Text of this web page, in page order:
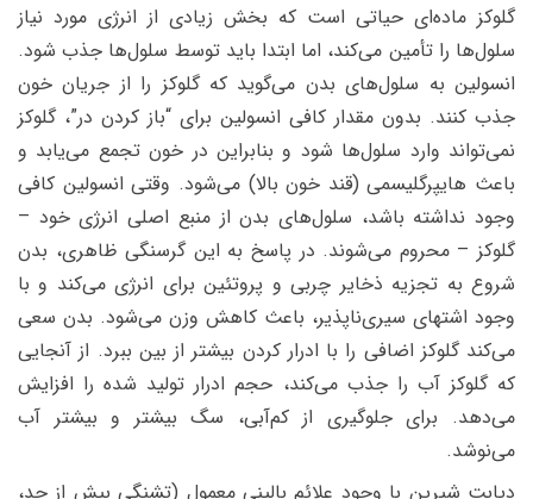
گلوکز ماده‌ای حیاتی است که بخش زیادی از انرژی مورد نیاز
سلول‌ها را تأمین می‌کند، اما ابتدا باید توسط سلول‌ها جذب شود.
انسولین به سلول‌های بدن می‌گوید که گلوکز را از جریان خون
جذب کنند. بدون مقدار کافی انسولین برای “باز کردن در”، گلوکز
نمی‌تواند وارد سلول‌ها شود و بنابراین در خون تجمع می‌یابد و
باعث هایپرگلیسمی (قند خون بالا) می‌شود. وقتی انسولین کافی
وجود نداشته باشد، سلول‌های بدن از منبع اصلی انرژی خود –
گلوکز – محروم می‌شوند. در پاسخ به این گرسنگی ظاهری، بدن
شروع به تجزیه ذخایر چربی و پروتئین برای انرژی می‌کند و با
وجود اشتهای سیری‌ناپذیر، باعث کاهش وزن می‌شود. بدن سعی
می‌کند گلوکز اضافی را با ادرار کردن بیشتر از بین ببرد. از آنجایی
که گلوکز آب را جذب می‌کند، حجم ادرار تولید شده را افزایش
می‌دهد. برای جلوگیری از کم‌آبی، سگ بیشتر و بیشتر آب
می‌نوشد.
دیابت شیرین با وجود علائم بالینی معمول (تشنگی بیش از حد،